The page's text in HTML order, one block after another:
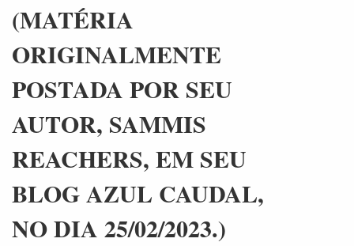
(MATÉRIA
ORIGINALMENTE
POSTADA POR SEU
AUTOR, SAMMIS
REACHERS, EM SEU
BLOG AZUL CAUDAL,
NO DIA 25/02/2023.)